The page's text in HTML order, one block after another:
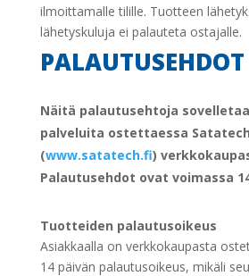
ilmoittamalle tilille. Tuotteen
lähetyskuluja ei palauteta ostajalle.
PALAUTUSEHDOT
Näitä palautusehtoja
palveluita ostettaessa
(www.satatech.fi)
Palautusehdot ovat voimassa
Tuotteiden palautusoikeus
Asiakkaalla on verkkokaupasta
14 päivän palautusoikeus, mikäli